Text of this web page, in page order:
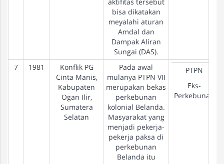
bisa dikatakan
meyalahi aturan
Amdal dan
Dampak Aliran
Sungai (DAS).
7 1981
Konflik PG
Cinta Manis,
Kabupaten
Ogan Ilir,
Sumatera
Selatan
Pada awal
mulanya PTPN VII
merupakan bekas
perkebunan
kolonial Belanda.
Masyarakat yang
menjadi pekerja-
pekerja paksa di
perkebunan
Belanda itu
PTPN
Eks-
Perkebunan